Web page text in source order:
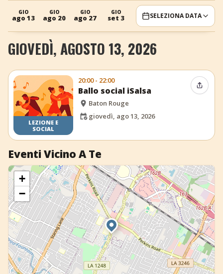
Aggiungi evento
GIO
ago 13
GIO
ago 20
GIO
ago 27
GIO
set 3 SELEZIONA DATA
GIOVEDÌ, AGOSTO 13, 2026
LEZIONE E
SOCIAL
20:00 - 22:00
Ballo social iSalsa
Baton Rouge
giovedì, ago 13, 2026
Eventi Vicino A Te
+
−